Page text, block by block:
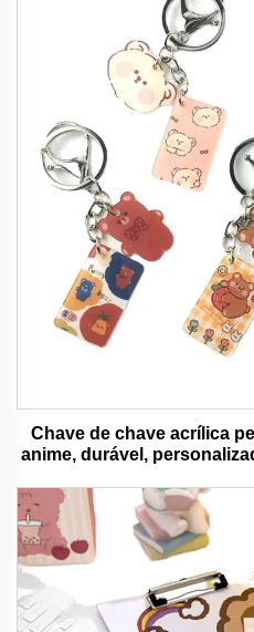
Chave de chave acrílica
anime, durável,